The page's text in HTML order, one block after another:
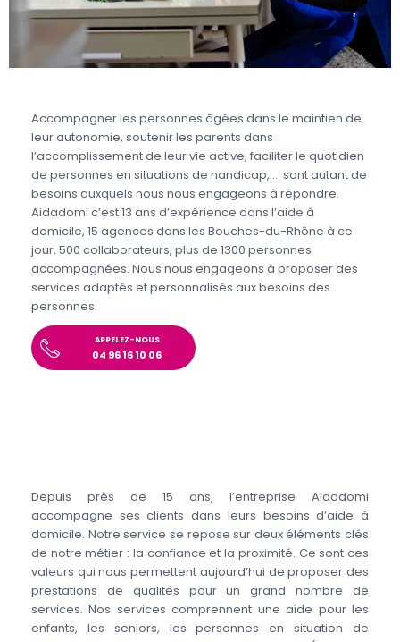
Accompagner les personnes âgées dans le maintien de
leur autonomie, soutenir les parents dans
l’accomplissement de leur vie active, faciliter le quotidien
de personnes en situations de handicap,… sont autant de
besoins auxquels nous nous engageons à répondre.
Aidadomi c’est 13 ans d’expérience dans l’aide à
domicile, 15 agences dans les Bouches-du-Rhône à ce
jour, 500 collaborateurs, plus de 1300 personnes
accompagnées. Nous nous engageons à proposer des
services adaptés et personnalisés aux besoins des
personnes.
APPELEZ-NOUS
04 96 16 10 06
Depuis près de 15 ans, l’entreprise Aidadomi
accompagne ses clients dans leurs besoins d’aide à
domicile. Notre service se repose sur deux éléments clés
de notre métier : la confiance et la proximité. Ce sont ces
valeurs qui nous permettent aujourd’hui de proposer des
prestations de qualités pour un grand nombre de
services. Nos services comprennent une aide pour les
enfants, les seniors, les personnes en situation de